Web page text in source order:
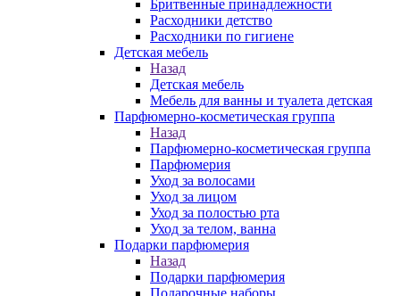
Бритвенные принадлежности
Расходники детство
Расходники по гигиене
Детская мебель
Назад
Детская мебель
Мебель для ванны и туалета детская
Парфюмерно-косметическая группа
Назад
Парфюмерно-косметическая группа
Парфюмерия
Уход за волосами
Уход за лицом
Уход за полостью рта
Уход за телом, ванна
Подарки парфюмерия
Назад
Подарки парфюмерия
Подарочные наборы